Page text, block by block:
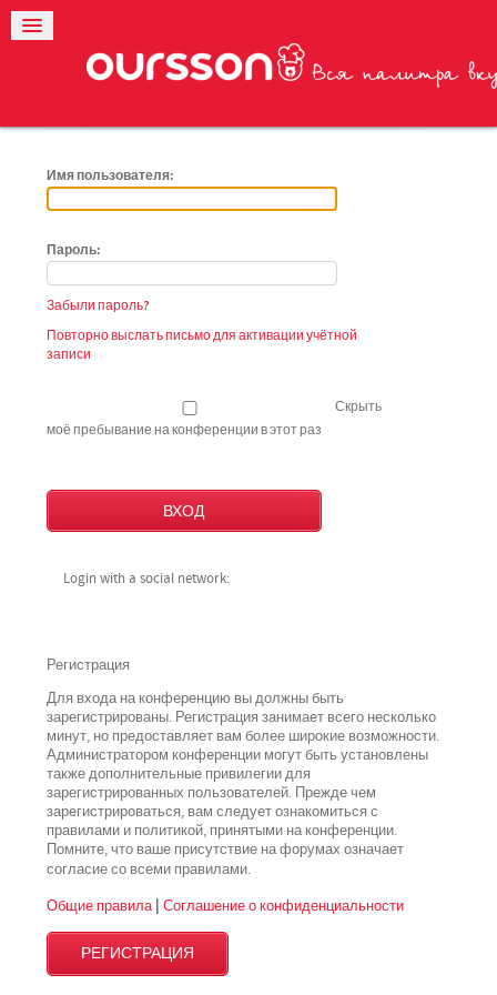
Имя пользователя:
Пароль:
Забыли пароль?
Повторно выслать письмо для активации учётной
записи
Скрыть
моё пребывание на конференции в этот раз
Login with a social network:
Регистрация
Для входа на конференцию вы должны быть
зарегистрированы. Регистрация занимает всего несколько
минут, но предоставляет вам более широкие возможности.
Администратором конференции могут быть установлены
также дополнительные привилегии для
зарегистрированных пользователей. Прежде чем
зарегистрироваться, вам следует ознакомиться с
правилами и политикой, принятыми на конференции.
Помните, что ваше присутствие на форумах означает
согласие со всемиправилами.
Общие правила| Соглашение о конфиденциальности
РЕГИСТРАЦИЯ